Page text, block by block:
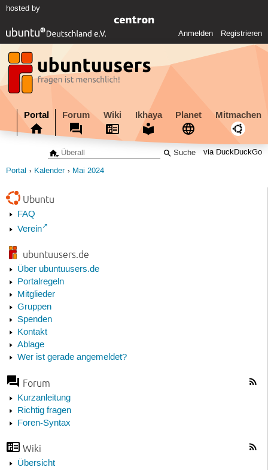
hosted by
Anmelden Registrieren
Portal Forum Wiki Ikhaya Planet Mitmachen
via DuckDuckGo
Portal Kalender Mai 2024
Ubuntu
FAQ
Verein
ubuntuusers.de
Über ubuntuusers.de
Portalregeln
Mitglieder
Gruppen
Spenden
Kontakt
Ablage
Wer ist gerade angemeldet?
Forum
Kurzanleitung
Richtig fragen
Foren-Syntax
Wiki
Übersicht